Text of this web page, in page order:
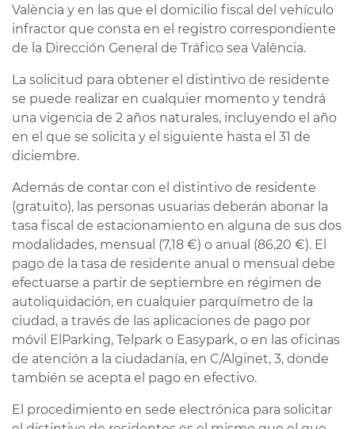
València y en las que el domicilio fiscal del vehículo
infractor que consta en el registro correspondiente
de la Dirección General de Tráfico sea València.
La solicitud para obtener el distintivo de residente
se puede realizar en cualquier momento y tendrá
una vigencia de 2 años naturales, incluyendo el año
en el que se solicita y el siguiente hasta el 31 de
diciembre.
Además de contar con el distintivo de residente
(gratuito), las personas usuarias deberán abonar la
tasa fiscal de estacionamiento en alguna de sus dos
modalidades, mensual (7,18 €) o anual (86,20 €). El
pago de la tasa de residente anual o mensual debe
efectuarse a partir de septiembre en régimen de
autoliquidación, en cualquier parquímetro de la
ciudad, a través de las aplicaciones de pago por
móvil ElParking, Telpark o Easypark, o en las oficinas
de atención a la ciudadanía, en C/Alginet, 3, donde
también se acepta el pago en efectivo.
El procedimiento en sede electrónica para solicitar